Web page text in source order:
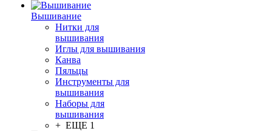
Вышивание
Нитки для
вышивания
Иглы для вышивания
Канва
Пяльцы
Инструменты для
вышивания
Наборы для
вышивания
+ ЕЩЕ 1